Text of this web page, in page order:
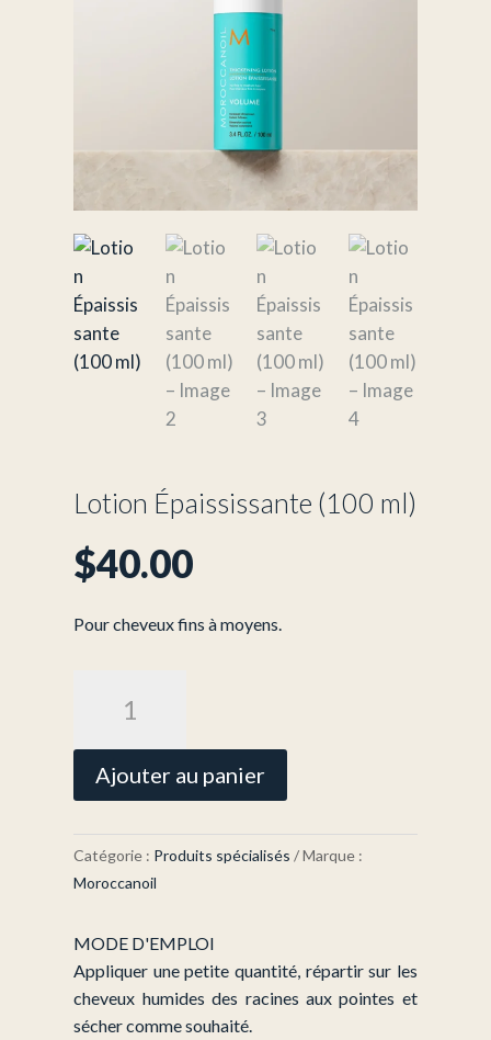
Lotion Épaississante (100 ml)
$40.00
Pour cheveux fins à moyens.
Épaississante
(100
Ajouter au panier
Catégorie : Produits spécialisés
Marque :
Moroccanoil
MODE D'EMPLOI
Appliquer une petite quantité, répartir sur les
cheveux humides des racines aux pointes et
sécher comme souhaité.